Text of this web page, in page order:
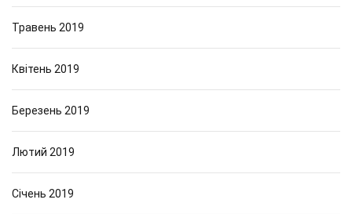
Травень 2019
Квітень 2019
Березень 2019
Лютий 2019
Січень 2019